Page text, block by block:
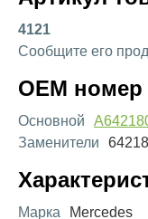
4121
Сообщите его
OEM
Основной
Заменители
Марка
Mercedes